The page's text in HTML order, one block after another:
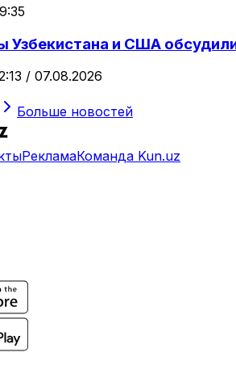
Узбекистана и США
/ 07.08.2026
Больше новостей
РекламаКоманда Kun.uz